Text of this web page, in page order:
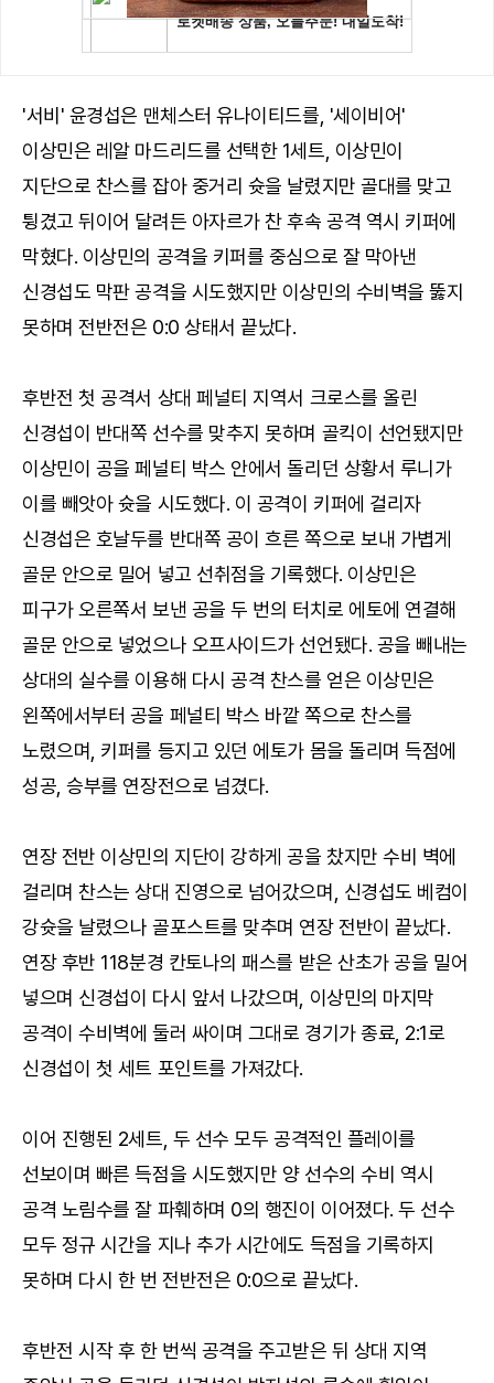
'서비' 윤경섭은 맨체스터 유나이티드를, '세이비어'
이상민은 레알 마드리드를 선택한 1세트, 이상민이
지단으로 찬스를 잡아 중거리 슛을 날렸지만 골대를 맞고
튕겼고 뒤이어 달려든 아자르가 찬 후속 공격 역시 키퍼에
막혔다. 이상민의 공격을 키퍼를 중심으로 잘 막아낸
신경섭도 막판 공격을 시도했지만 이상민의 수비벽을 뚫지
못하며 전반전은 0:0 상태서 끝났다.
후반전 첫 공격서 상대 페널티 지역서 크로스를 올린
신경섭이 반대쪽 선수를 맞추지 못하며 골킥이 선언됐지만
이상민이 공을 페널티 박스 안에서 돌리던 상황서 루니가
이를 빼앗아 슛을 시도했다. 이 공격이 키퍼에 걸리자
신경섭은 호날두를 반대쪽 공이 흐른 쪽으로 보내 가볍게
골문 안으로 밀어 넣고 선취점을 기록했다. 이상민은
피구가 오른쪽서 보낸 공을 두 번의 터치로 에토에 연결해
골문 안으로 넣었으나 오프사이드가 선언됐다. 공을 빼내는
상대의 실수를 이용해 다시 공격 찬스를 얻은 이상민은
왼쪽에서부터 공을 페널티 박스 바깥 쪽으로 찬스를
노렸으며, 키퍼를 등지고 있던 에토가 몸을 돌리며 득점에
성공, 승부를 연장전으로 넘겼다.
연장 전반 이상민의 지단이 강하게 공을 찼지만 수비 벽에
걸리며 찬스는 상대 진영으로 넘어갔으며, 신경섭도 베컴이
강슛을 날렸으나 골포스트를 맞추며 연장 전반이 끝났다.
연장 후반 118분경 칸토나의 패스를 받은 산초가 공을 밀어
넣으며 신경섭이 다시 앞서 나갔으며, 이상민의 마지막
공격이 수비벽에 둘러 싸이며 그대로 경기가 종료, 2:1로
신경섭이 첫 세트 포인트를 가져갔다.
이어 진행된 2세트, 두 선수 모두 공격적인 플레이를
선보이며 빠른 득점을 시도했지만 양 선수의 수비 역시
공격 노림수를 잘 파훼하며 0의 행진이 이어졌다. 두 선수
모두 정규 시간을 지나 추가 시간에도 득점을 기록하지
못하며 다시 한 번 전반전은 0:0으로 끝났다.
후반전 시작 후 한 번씩 공격을 주고받은 뒤 상대 지역